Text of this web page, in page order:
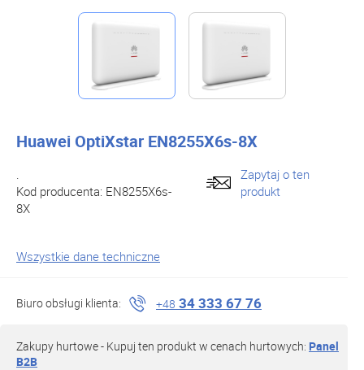
Huawei OptiXstar EN8255X6s-8X
.
Kod producenta: EN8255X6s-
8X
Zapytaj o ten
produkt
Wszystkie dane techniczne
Biuro obsługi klienta: +48 34 333 67 76
Zakupy hurtowe - Kupuj ten produkt w cenach hurtowych: Panel
B2B